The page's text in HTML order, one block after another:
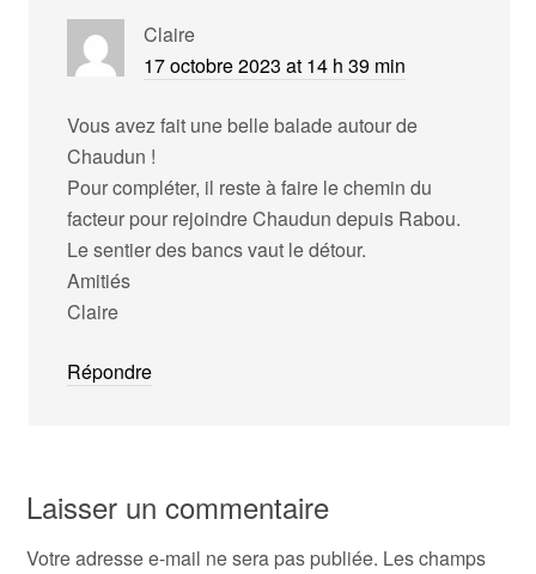
Claire
17 octobre 2023 at 14 h 39 min
Vous avez fait une belle balade autour de
Chaudun !
Pour compléter, il reste à faire le chemin du
facteur pour rejoindre Chaudun depuis Rabou.
Le sentier des bancs vaut le détour.
Amitiés
Claire
Répondre
Laisser un commentaire
Votre adresse e-mail ne sera pas publiée. Les champs